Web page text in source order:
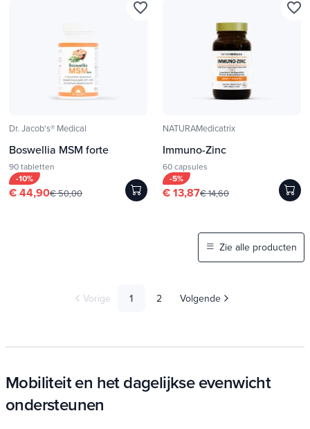
Dr. Jacob's® Medical
Boswellia MSM forte
90 tabletten
-10%
€ 44,90€ 50,00
favorite_border
NATURAMedicatrix
Immuno-Zinc
60 capsules
-5%
€ 13,87€ 14,60
favorite_border
Zie alle producten
Vorige 1 2 Volgende
Mobiliteit en het dagelijkse evenwicht
ondersteunen